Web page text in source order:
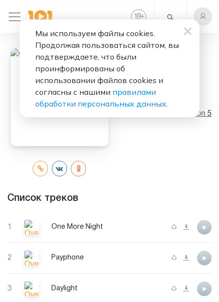
18+
Слушать бесплатно
Overexposed
Maroon 5
Список треков
1 One More Night
2 Payphone
3 Daylight
Мы используем файлы cookies.
Продолжая пользоваться сайтом, вы
подтверждаете, что были
проинформированы об
использовании файлов cookies и
согласны с нашими правилами
обработки персональных данных.